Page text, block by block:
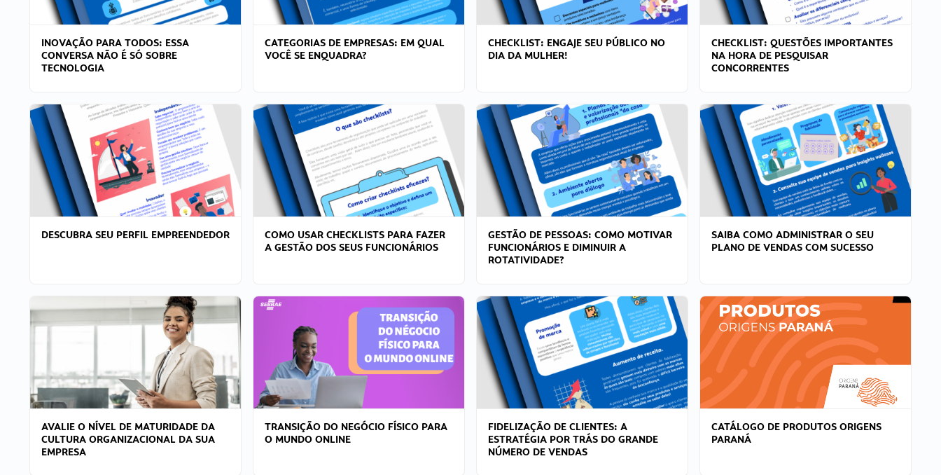
INOVAÇÃO PARA TODOS: ESSA
CONVERSA NÃO É SÓ SOBRE
TECNOLOGIA
CATEGORIAS DE EMPRESAS: EM QUAL
VOCÊ SE ENQUADRA?
CHECKLIST: ENGAJE SEU PÚBLICO NO
DIA DA MULHER!
CHECKLIST: QUESTÕES IMPORTANTES
NA HORA DE PESQUISAR
CONCORRENTES
DESCUBRA SEU PERFIL EMPREENDEDOR
COMO USAR CHECKLISTS PARA FAZER
A GESTÃO DOS SEUS FUNCIONÁRIOS
GESTÃO DE PESSOAS: COMO MOTIVAR
FUNCIONÁRIOS E DIMINUIR A
ROTATIVIDADE?
SAIBA COMO ADMINISTRAR O SEU
PLANO DE VENDAS COM SUCESSO
AVALIE O NÍVEL DE MATURIDADE DA
CULTURA ORGANIZACIONAL DA SUA
EMPRESA
TRANSIÇÃO DO NEGÓCIO FÍSICO PARA
O MUNDO ONLINE
FIDELIZAÇÃO DE CLIENTES: A
ESTRATÉGIA POR TRÁS DO GRANDE
NÚMERO DE VENDAS
CATÁLOGO DE PRODUTOS ORIGENS
PARANÁ